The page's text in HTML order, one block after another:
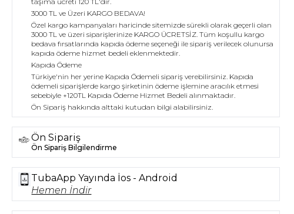
3000 TL ve Üzeri KARGO BEDAVA!
Özel kargo kampanyaları haricinde sitemizde sürekli olarak geçerli olan
3000 TL ve üzeri siparişlerinize KARGO ÜCRETSİZ. Tüm koşullu kargo
bedava fırsatlarında kapıda ödeme seçeneği ile sipariş verilecek olunursa
kapıda ödeme hizmet bedeli eklenmektedir.
Kapıda Ödeme
Türkiye'nin her yerine Kapıda Ödemeli sipariş verebilirsiniz. Kapıda
ödemeli siparişlerde kargo şirketinin ödeme işlemine aracılık etmesi
sebebiyle +120TL Kapıda Ödeme Hizmet Bedeli alınmaktadır.
Ön Sipariş hakkında alttaki kutudan bilgi alabilirsiniz.
Ön Sipariş
Ön Sipariş Bilgilendirme
TubaApp Yayında İos - Android
Hemen İndir